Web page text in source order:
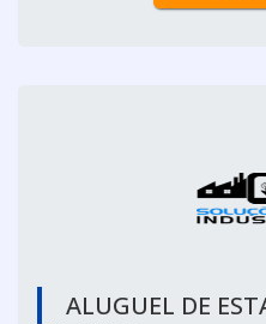
ALUGUEL DE